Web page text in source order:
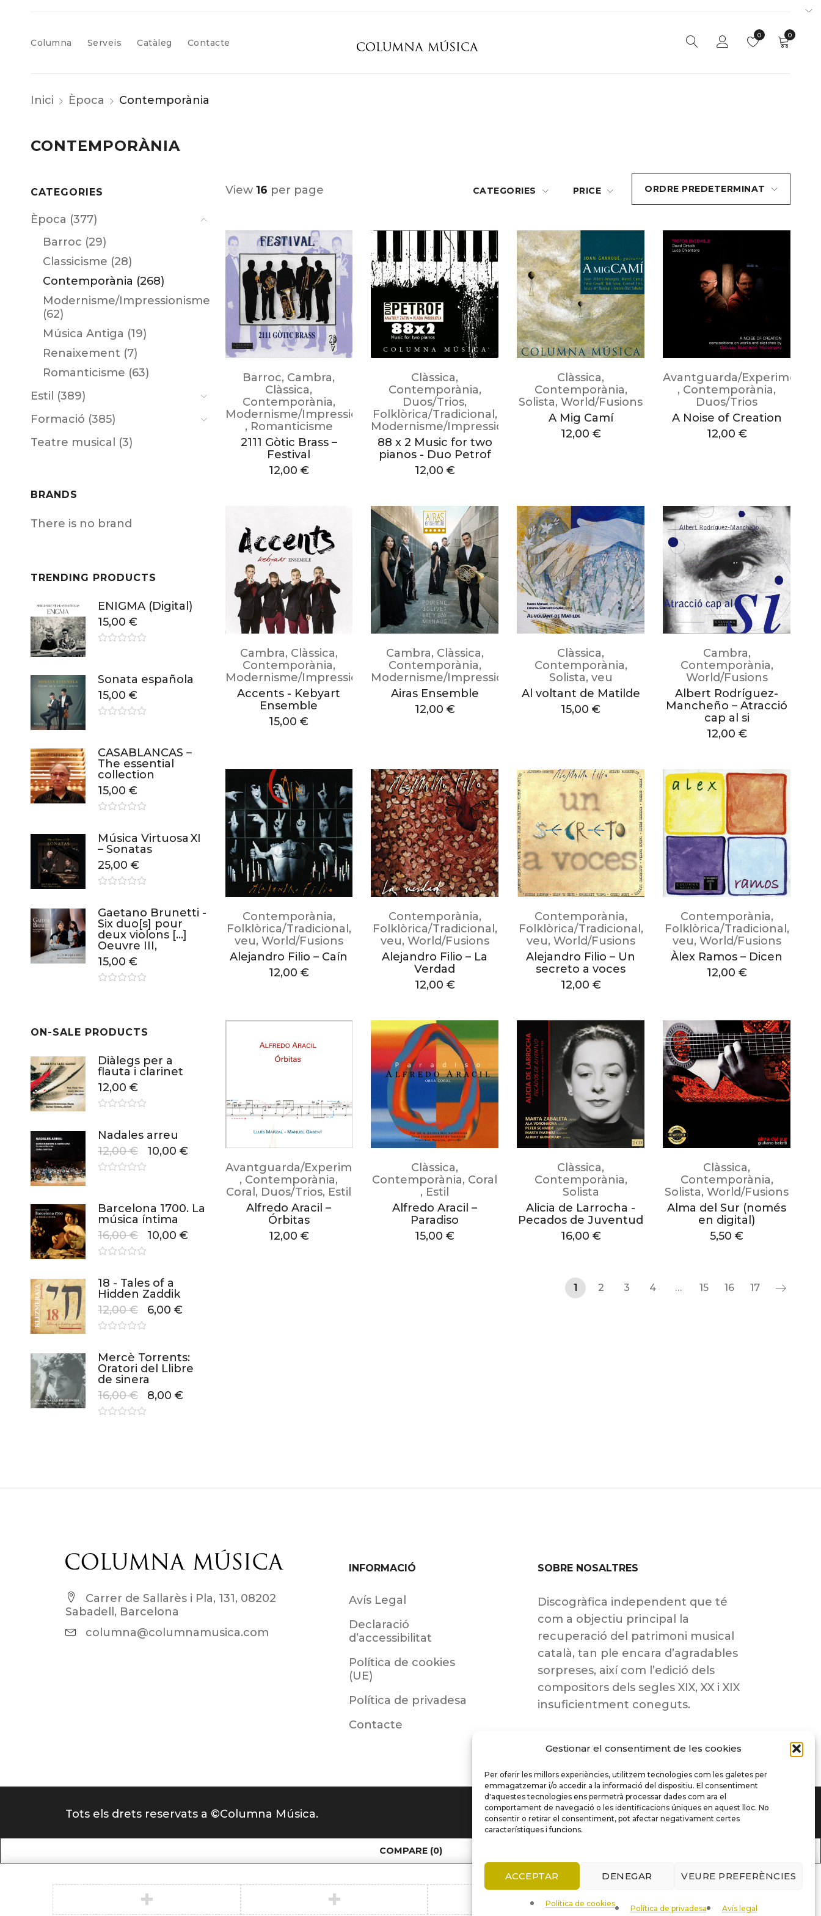
Gestionar el consentiment de les cookies
Per oferir les millors experiències, utilitzem tecnologies com les galetes per
emmagatzemar i/o accedir a la informació del dispositiu. El consentiment
d'aquestes tecnologies ens permetrà processar dades com ara el
comportament de navegació o les identificacions úniques en aquest lloc. No
consentir o retirar el consentiment, pot afectar negativament certes
característiques i funcions.
ACCEPTAR DENEGAR VEURE PREFERÈNCIES
Política de cookies
Política de privadesa Avís legal
Columna Serveis Catàleg Contacte
0
0
Inici Època Contemporània
CONTEMPORÀNIA
CATEGORIES
Època (377)
Barroc (29)
Classicisme (28)
Contemporània (268)
Modernisme/Impressionisme
(62)
Música Antiga (19)
Renaixement (7)
Romanticisme (63)
Estil (389)
Formació (385)
Teatre musical (3)
BRANDS
There is no brand
TRENDING PRODUCTS
ENIGMA (Digital)
15,00 €
Sonata española
15,00 €
CASABLANCAS –
The essential
collection
15,00 €
Música Virtuosa XI
– Sonatas
25,00 €
Gaetano Brunetti -
Six duo[s] pour
deux violons […]
Oeuvre III,
15,00 €
ON-SALE PRODUCTS
Diàlegs per a
flauta i clarinet
12,00 €
Nadales arreu
12,00€ 10,00 €
Barcelona 1700. La
música íntima
16,00€ 10,00 €
18 - Tales of a
Hidden Zaddik
12,00€ 6,00 €
Mercè Torrents:
Oratori del Llibre
de sinera
16,00€ 8,00 €
ORDRE PREDETERMINAT
View 16 per page CATEGORIES PRICE
Barroc, Cambra,
Clàssica,
Contemporània,
Modernisme/Impressionisme
, Romanticisme
2111 Gòtic Brass –
Festival
12,00 €
Clàssica,
Contemporània,
Duos/Trios,
Folklòrica/Tradicional ,
Modernisme/Impressionisme
88 x 2 Music for two
pianos - Duo Petrof
12,00 €
Clàssica,
Contemporània,
Solista,World/Fusions
A Mig Camí
12,00 €
Avantguarda/Experimental
, Contemporània,
Duos/Trios
A Noise of Creation
12,00 €
Cambra, Clàssica,
Contemporània,
Modernisme/Impressionisme
Accents - Kebyart
Ensemble
15,00€
Cambra, Clàssica,
Contemporània,
Modernisme/Impressionisme
Airas Ensemble
12,00 €
Clàssica,
Contemporània,
Solista, veu
Al voltant de Matilde
15,00€
Cambra,
Contemporània,
World/Fusions
Albert Rodríguez-
Mancheño – Atracció
cap al si
12,00 €
Contemporània,
Folklòrica/Tradicional,
veu, World/Fusions
Alejandro Filio – Caín
12,00 €
Contemporània,
Folklòrica/Tradicional,
veu, World/Fusions
Alejandro Filio – La
Verdad
12,00 €
Contemporània,
Folklòrica/Tradicional,
veu, World/Fusions
Alejandro Filio – Un
secreto a voces
12,00 €
Contemporània,
Folklòrica/Tradicional,
veu, World/Fusions
Àlex Ramos – Dicen
12,00 €
Avantguarda/Experimental
, Contemporània,
Coral, Duos/Trios, Estil
Alfredo Aracil –
Órbitas
12,00 €
Clàssica,
Contemporània, Coral
, Estil
Alfredo Aracil –
Paradiso
15,00€
Clàssica,
Contemporània,
Solista
Alicia de Larrocha -
Pecados de Juventud
16,00 €
Clàssica,
Contemporània,
Solista,World/Fusions
Alma del Sur (només
en digital)
5,50€
1 2 3 4 … 15 16 17
Carrer de Sallarès i Pla, 131, 08202
Sabadell, Barcelona
columna@columnamusica.com
INFORMACIÓ
Avís Legal
Declaració
d’accessibilitat
Política de cookies
(UE)
Política de privadesa
Contacte
SOBRE NOSALTRES
Discogràfica independent que té
com a objectiu principal la
recuperació del patrimoni musical
català, tan ple encara d’agradables
sorpreses, així com l’edició dels
compositors dels segles XIX, XX i XIX
insuficientment coneguts.
Tots els drets reservats a ©Columna Música.
COMPARE (0)